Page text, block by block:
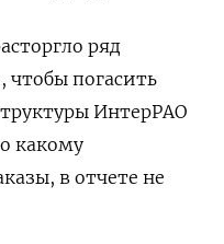
ряд
чтобы погасить
ИнтерРАО
какому
в отчете не